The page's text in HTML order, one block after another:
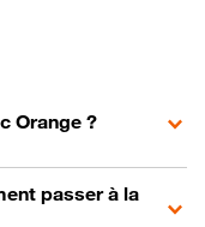
Orange ?
passer à la